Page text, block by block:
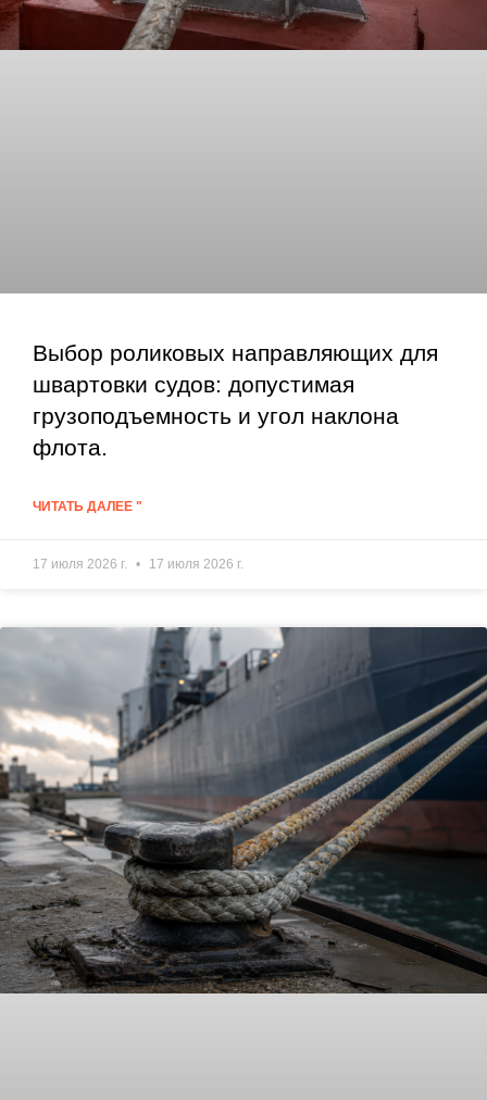
Выбор роликовых направляющих для
швартовки судов: допустимая
грузоподъемность и угол наклона
флота.
ЧИТАТЬ ДАЛЕЕ "
17 июля 2026 г. 17 июля 2026 г.